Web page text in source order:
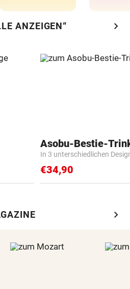
ANZEIGEN“ chevron_right
Asobu-Bestie-
In 3 unterschiedlichen
€34,90
chevron_right